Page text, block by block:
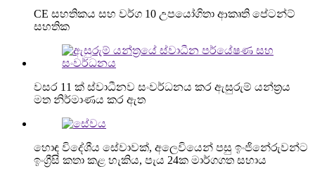
CE සහතිකය සහ වර්ග 10 උපයෝගිතා ආකෘති පේටන්ට්
සහතික
වසර 11 ක් ස්වාධීනව සංවර්ධනය කර ඇසුරුම් යන්ත්‍රය
මත නිර්මාණය කර ඇත
හොඳ විදේශීය සේවාවක්, අලෙවියෙන් පසු ඉංජිනේරුවන්ට
ඉංග්‍රීසි කතා කළ හැකිය, පැය 24ක මාර්ගගත සහාය